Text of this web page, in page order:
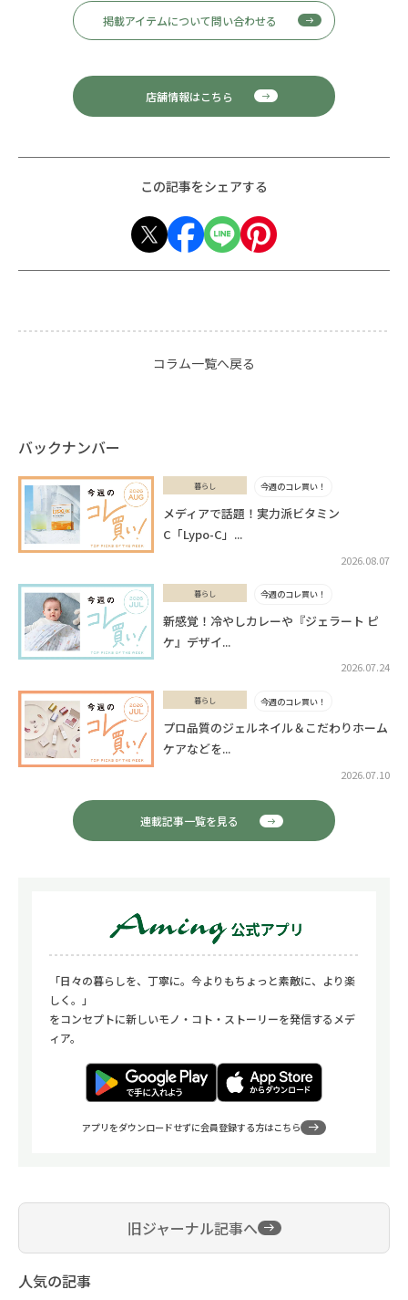
掲載アイテムについて問い合わせる
店舗情報はこちら
この記事をシェアする
コラム一覧へ戻る
バックナンバー
暮らし
2026.08.07
メディアで話題！実力派ビタミン
C「Lypo-C」...
今週のコレ買い！
暮らし
2026.07.24
新感覚！冷やしカレーや『ジェラート ピ
ケ』デザイ...
今週のコレ買い！
暮らし
2026.07.10
プロ品質のジェルネイル＆こだわりホーム
ケアなどを...
今週のコレ買い！
連載記事一覧を見る
「日々の暮らしを、丁寧に。今よりもちょっと素敵に、より楽
しく。」
をコンセプトに新しいモノ・コト・ストーリーを発信するメデ
ィア。
アプリをダウンロードせずに会員登録する方はこちら
旧ジャーナル記事へ
人気の記事